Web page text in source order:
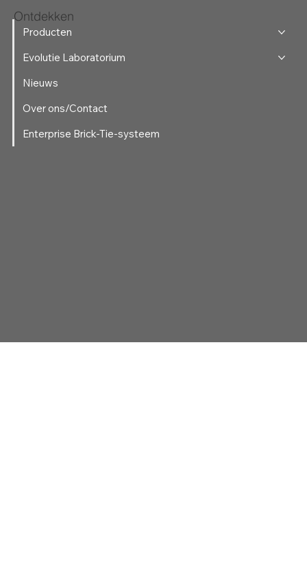
Ontdekken
Producten
Evolutie Laboratorium
Nieuws
Over ons/Contact
Enterprise Brick-Tie-systeem